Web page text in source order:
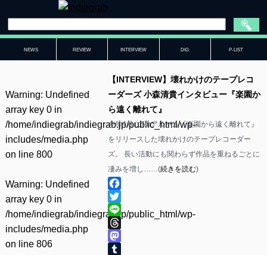
NEWS REVIEW INTERVIEW DIG P-LIST
Warning: Undefined
array key 0 in
/home/indiegrab/indiegrab.jp/public_html/wp-
includes/media.php
on line 800
Warning: Undefined
array key 0 in
/home/indiegrab/indiegrab.jp/public_html/wp-
includes/media.php
on line 806
【INTERVIEW】壊れかけのテープレコ
ーダーズ 小森清貴インタビュー『楽園か
ら遠く離れて』
今年4月に7thアルバム『楽園から遠く離れて』
をリリースした壊れかけのテープレコーダー
ズ。 長い活動にも関わらず作品を重ねるごとに
凄みを増し……(続きを読む)
Facebook
Twitter
Line
Threads
Mastodon